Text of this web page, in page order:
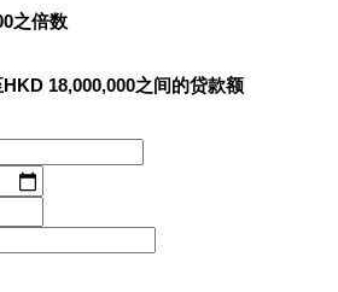
之倍数
18,000,000之间的贷款额